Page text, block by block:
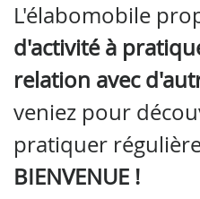
L'élabomobile
d'activité à
relation avec
veniez pour
pratiquer
BIENVENUE !